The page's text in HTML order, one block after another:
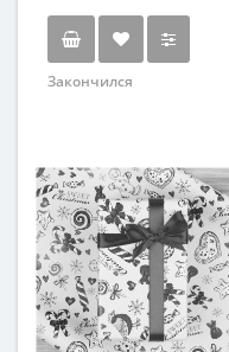
Закончился